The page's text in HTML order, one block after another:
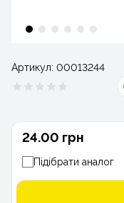
Артикул: 00013244
24.00 грн
Підібрати аналог